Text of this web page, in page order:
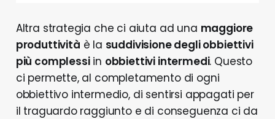
Altra strategia che ci aiuta ad una maggiore
produttività è la suddivisione degli obbiettivi
più complessiin obbiettivi intermedi. Questo
ci permette, al completamento di ogni
obbiettivo intermedio, di sentirsi appagati per
il traguardo raggiunto e di conseguenza ci da